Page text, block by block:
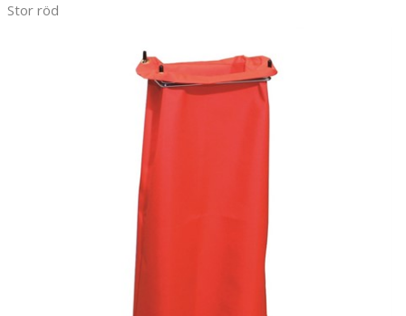
Stor röd